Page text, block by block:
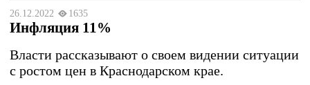
26.12.2022 1635
Инфляция 11%
Власти рассказывают о своем видении ситуации
с ростом цен в Краснодарском крае.